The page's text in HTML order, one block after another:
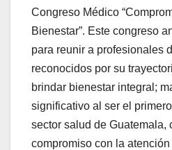
Congreso Médico
Bienestar”. Este congreso
para reunir a profesionales
reconocidos por su
brindar bienestar integral;
significativo al ser el
sector salud de Guatemala,
compromiso con la